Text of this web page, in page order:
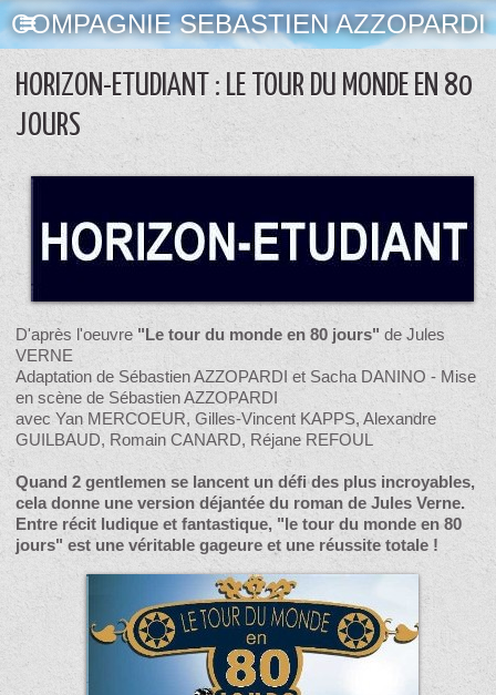
COMPAGNIE SEBASTIEN AZZOPARDI
HORIZON-ETUDIANT : LE TOUR DU MONDE EN 80
JOURS
D'après l'oeuvre"Le tour du monde en 80 jours" de Jules
VERNE
Adaptation de Sébastien AZZOPARDI et Sacha DANINO - Mise
en scène de Sébastien AZZOPARDI
avec Yan MERCOEUR, Gilles-Vincent KAPPS, Alexandre
GUILBAUD, Romain CANARD, Réjane REFOUL
Quand 2 gentlemen se lancent un défi des plus incroyables,
cela donne une version déjantée du roman de Jules Verne.
Entre récit ludique et fantastique, "le tour du monde en 80
jours" est une véritable gageure et une réussite totale !